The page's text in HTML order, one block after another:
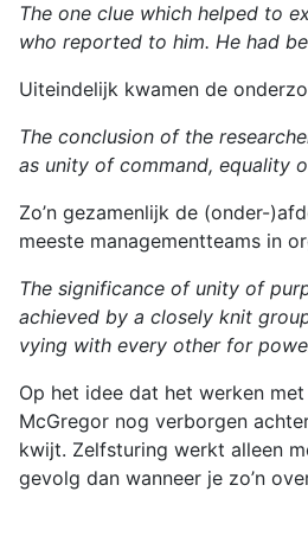
The one clue which helped to
who reported to him. He had
Uiteindelijk kwamen de
The conclusion of the
as unity of command, equality
Zo’n gezamenlijk de (onder-
meeste managementteams in
The significance of unity of
achieved by a closely knit
vying with every other for
Op het idee dat het werken
McGregor nog verborgen
kwijt. Zelfsturing werkt alleen
gevolg dan wanneer je zo’n